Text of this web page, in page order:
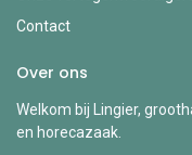
Contact
Over ons
Welkom bij Lingier,
en horecazaak.